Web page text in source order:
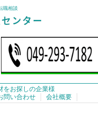
職相談
をお探しの企業様
問い合わせ 会社概要